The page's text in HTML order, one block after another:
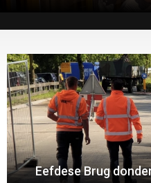
Eefdese Brug